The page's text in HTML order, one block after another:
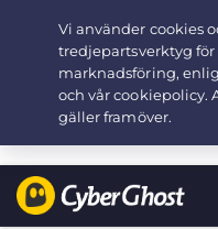
Your choice:The Best Deal